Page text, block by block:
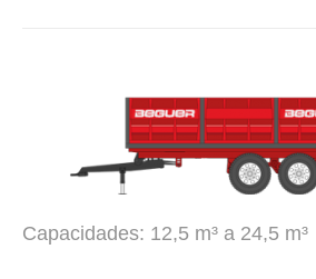
Capacidades: 12,5 m³ a 24,5 m³